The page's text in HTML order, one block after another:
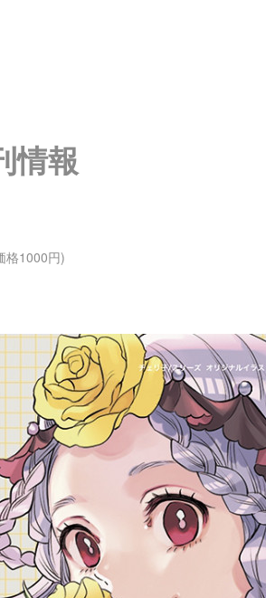
情報
格1000円)